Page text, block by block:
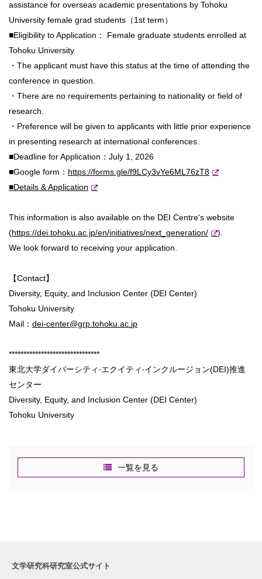
assistance for overseas academic presentations by Tohoku
University female grad students（1st term）
■Eligibility to Application： Female graduate students enrolled at
Tohoku University
・The applicant must have this status at the time of attending the
conference in question.
・There are no requirements pertaining to nationality or field of
research.
・Preference will be given to applicants with little prior experience
in presenting research at international conferences.
■Deadline for Application：July 1, 2026
■Google form： https://forms.gle/f9LCy3vYe6ML76zT8
■Details & Application
This information is also available on the DEI Centre's website
(https://dei.tohoku.ac.jp/en/initiatives/next_generation/
).
We look forward to receiving your application.
【Contact】
Diversity, Equity, and Inclusion Center (DEI Center)
Tohoku University
Mail： dei-center@grp.tohoku.ac. jp
*******************************
東北⼤学ダイバーシティ‧エクイティ‧インクルージョン(DEI)推進
センター
Diversity, Equity, and Inclusion Center (DEI Center)
Tohoku University
一覧を見る
文学研究科研究室公式サイト